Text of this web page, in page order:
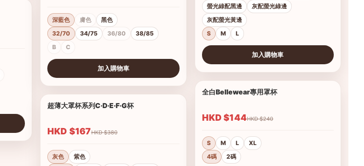
深藍色 膚色
黑色
32/70
34/75 36/80
38/85
B
C
加入購物車
超薄大罩杯系列C·D·E·F·G杯
HKD $167 HKD $380
灰色
紫色
螢光綠配黑邊
灰配螢光綠邊
灰配螢光黃邊
S
M L
加入購物車
全白Bellewear專用罩杯
HKD $144 HKD $240
S M L
XL
4碼
2碼